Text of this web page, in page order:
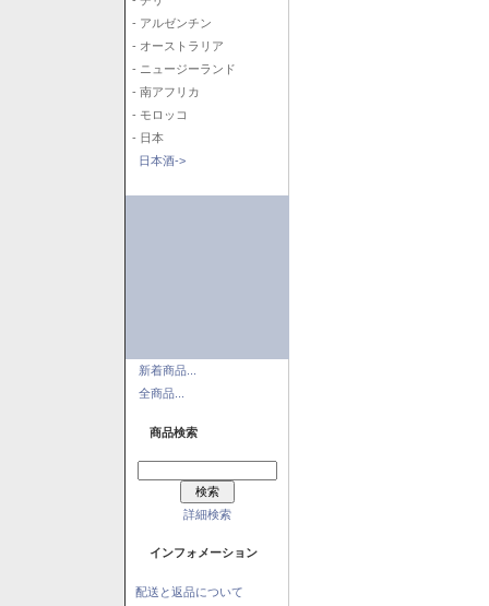
- アルゼンチン
- オーストラリア
- ニュージーランド
- 南アフリカ
- モロッコ
- 日本
日本酒->
新着商品...
全商品...
商品検索
詳細検索
インフォメーション
配送と返品について